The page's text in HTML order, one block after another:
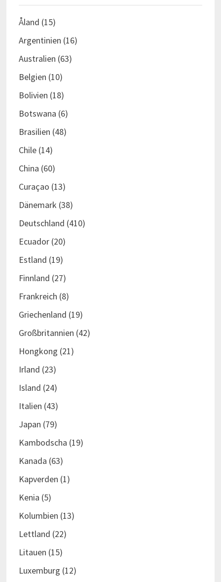
Åland (15)
Argentinien (16)
Australien (63)
Belgien (10)
Bolivien (18)
Botswana (6)
Brasilien (48)
Chile(14)
China (60)
Curaçao (13)
Dänemark (38)
Deutschland (410)
Ecuador(20)
Estland (19)
Finnland (27)
Frankreich (8)
Griechenland (19)
Großbritannien (42)
Hongkong (21)
Irland (23)
Island (24)
Italien (43)
Japan (79)
Kambodscha (19)
Kanada (63)
Kapverden (1)
Kenia (5)
Kolumbien (13)
Lettland (22)
Litauen (15)
Luxemburg (12)